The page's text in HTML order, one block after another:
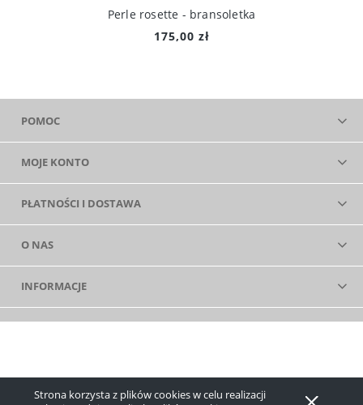
Strona korzysta z plików cookies w celu realizacji
Perle rosette - bransoletka
175,00 zł
POMOC
MOJE KONTO
PŁATNOŚCI I DOSTAWA
O NAS
INFORMACJE